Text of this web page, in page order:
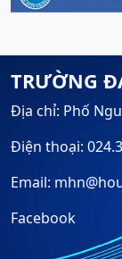
TRƯỜNG
Địa chỉ: Phố
Điện thoại:
Email:
Facebook